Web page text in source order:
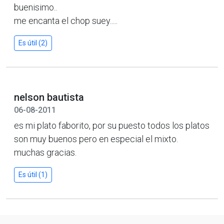
buenisimo..
me encanta el chop suey.....
Es útil (2)
nelson bautista
06-08-2011
es mi plato faborito, por su puesto todos los platos
son muy buenos pero en especial el mixto.
muchas gracias.
Es útil (1)